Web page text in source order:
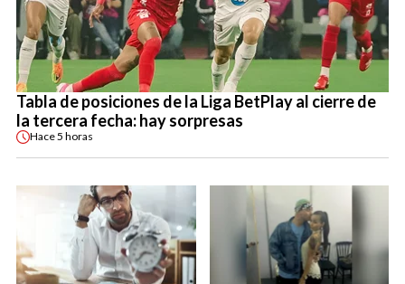
Tabla de posiciones de la Liga BetPlay al cierre de
la tercera fecha: hay sorpresas
Hace5 horas